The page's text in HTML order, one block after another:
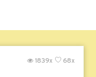
68x
1839x